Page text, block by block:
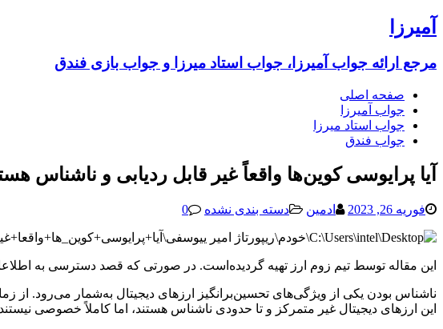
آمیرزا
مرجع ارائه جواب آمیرزا، جواب استاد میرزا و جواب بازی فندق
صفحه اصلی
جواب آمیرزا
جواب استاد میرزا
جواب فندق
آیا پرایوسی کوین‌ها واقعاً غیر قابل ردیابی و ناشناس
فوریه 26, 2023 ادمین دسته بندی نشده 0
این مقاله توسط تیم زوم ارز تهیه گردیده‌است. در صورتی که قصد دسترسی به
ناشناس بودن یکی از ویژگی‌های تحسین‌برانگیز ارزهای دیجیتال به‌شمار می‌رود. از زمان ابداع
این ارزهای دیجیتال غیر متمرکز و تا حدودی ناشناس هستند، اما کاملاً خصوصی